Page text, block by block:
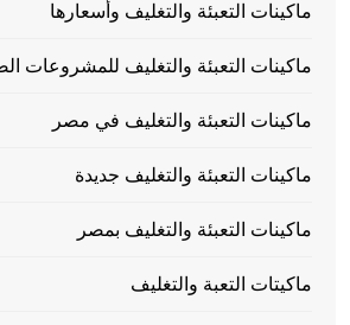
ماكينات التعبئة والتغليف وأسعارها
ماكينات التعبئة والتغليف للمشروعات
ماكينات التعبئة والتغليف في مصر
ماكينات التعبئة والتغليف جديدة
ماكينات التعبئة والتغليف بمصر
ماكيتات التعبة والتغليف